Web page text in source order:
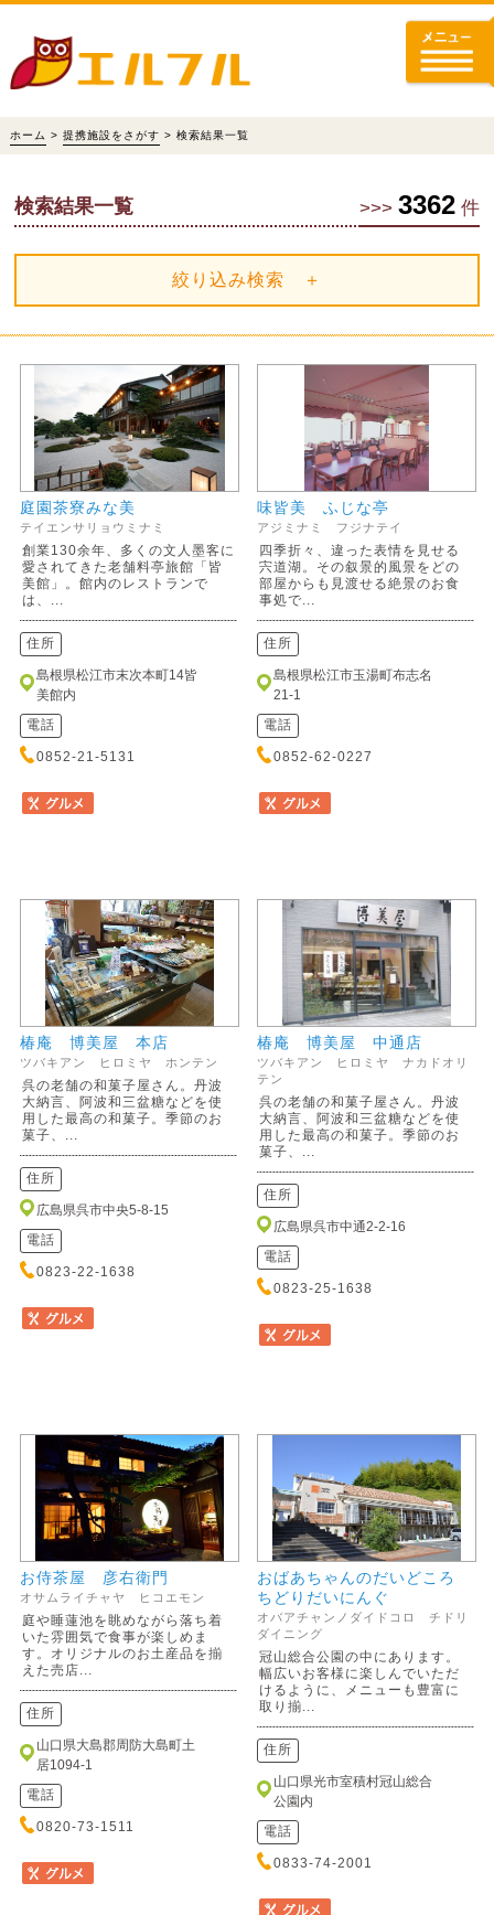
ホーム > 提携施設をさがす > 検索結果一覧
>>> 3362 件
検索結果一覧
絞り込み検索 ＋
庭園茶寮みな美
テイエンサリョウミナミ
創業130余年、多くの文人墨客に
愛されてきた老舗料亭旅館「皆
美館」。館内のレストランで
は、...
住所
島根県松江市末次本町14皆
美館内
電話
0852-21-5131
味皆美 ふじな亭
アジミナミ フジナテイ
四季折々、違った表情を見せる
宍道湖。その叙景的風景をどの
部屋からも見渡せる絶景のお食
事処で...
住所
島根県松江市玉湯町布志名
21-1
電話
0852-62-0227
椿庵 博美屋 本店
ツバキアン ヒロミヤ ホンテン
呉の老舗の和菓子屋さん。丹波
大納言、阿波和三盆糖などを使
用した最高の和菓子。季節のお
菓子、...
住所
広島県呉市中央5-8-15
電話
0823-22-1638
椿庵 博美屋 中通店
ツバキアン ヒロミヤ ナカドオリ
テン
呉の老舗の和菓子屋さん。丹波
大納言、阿波和三盆糖などを使
用した最高の和菓子。季節のお
菓子、...
住所
広島県呉市中通2-2-16
電話
0823-25-1638
お侍茶屋 彦右衛門
オサムライチャヤ ヒコエモン
庭や睡蓮池を眺めながら落ち着
いた雰囲気で食事が楽しめま
す。オリジナルのお土産品を揃
えた売店...
住所
山口県大島郡周防大島町土
居1094-1
電話
0820-73-1511
おばあちゃんのだいどころ
ちどりだいにんぐ
オバアチャンノダイドコロ チドリ
ダイニング
冠山総合公園の中にあります。
幅広いお客様に楽しんでいただ
けるように、メニューも豊富に
取り揃...
住所
山口県光市室積村冠山総合
公園内
電話
0833-74-2001